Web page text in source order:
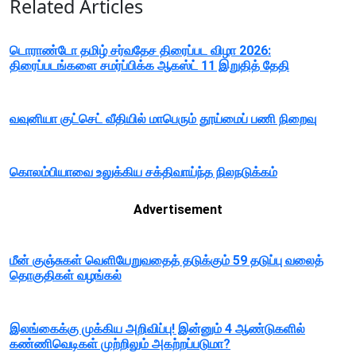
Related Articles
டொராண்டோ தமிழ் சர்வதேச திரைப்பட விழா 2026:
திரைப்படங்களை சமர்ப்பிக்க ஆகஸ்ட் 11 இறுதித் தேதி
வவுனியா குட்செட் வீதியில் மாபெரும் தூய்மைப் பணி நிறைவு
கொலம்பியாவை உலுக்கிய சக்திவாய்ந்த நிலநடுக்கம்
Advertisement
மீன் குஞ்சுகள் வெளியேறுவதைத் தடுக்கும் 59 தடுப்பு வலைத்
தொகுதிகள் வழங்கல்
இலங்கைக்கு முக்கிய அறிவிப்பு! இன்னும் 4 ஆண்டுகளில்
கண்ணிவெடிகள் முற்றிலும் அகற்றப்படுமா?